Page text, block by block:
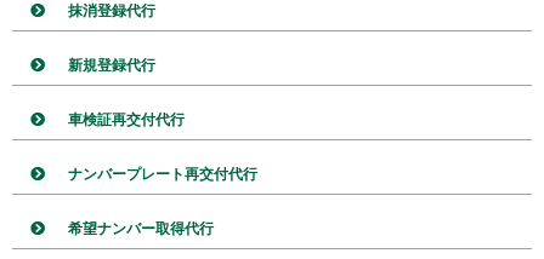
抹消登録代行
新規登録代行
車検証再交付代行
ナンバープレート再交付代行
希望ナンバー取得代行